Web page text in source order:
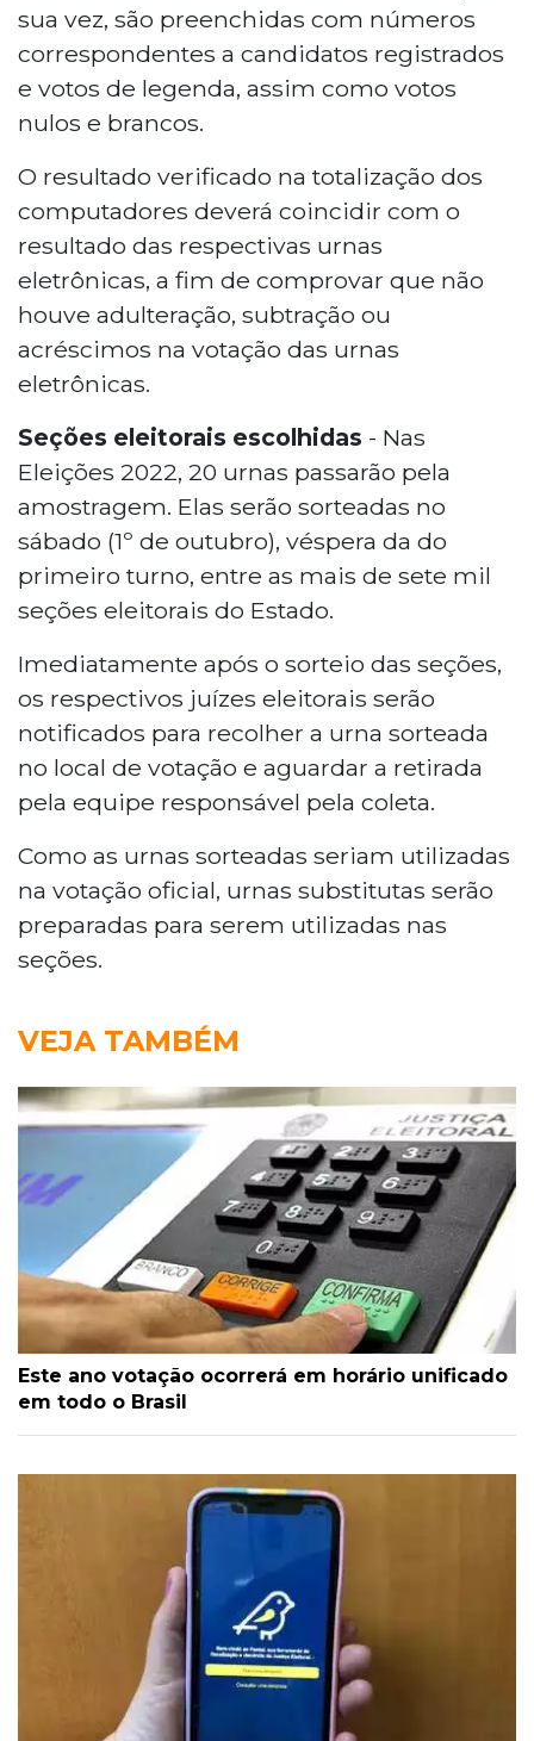
sua vez, são preenchidas com números
correspondentes a candidatos registrados
e votos de legenda, assim como votos
nulos e brancos.
O resultado verificado na totalização dos
computadores deverá coincidir com o
resultado das respectivas urnas
eletrônicas, a fim de comprovar que não
houve adulteração, subtração ou
acréscimos na votação das urnas
eletrônicas.
Seções eleitorais escolhidas - Nas
Eleições 2022, 20 urnas passarão pela
amostragem. Elas serão sorteadas no
sábado (1º de outubro), véspera da do
primeiro turno, entre as mais de sete mil
seções eleitorais do Estado.
Imediatamente após o sorteio das seções,
os respectivos juízes eleitorais serão
notificados para recolher a urna sorteada
no local de votação e aguardar a retirada
pela equipe responsável pela coleta.
Como as urnas sorteadas seriam utilizadas
na votação oficial, urnas substitutas serão
preparadas para serem utilizadas nas
seções.
VEJA TAMBÉM
Este ano votação ocorrerá em horário unificado
em todo o Brasil